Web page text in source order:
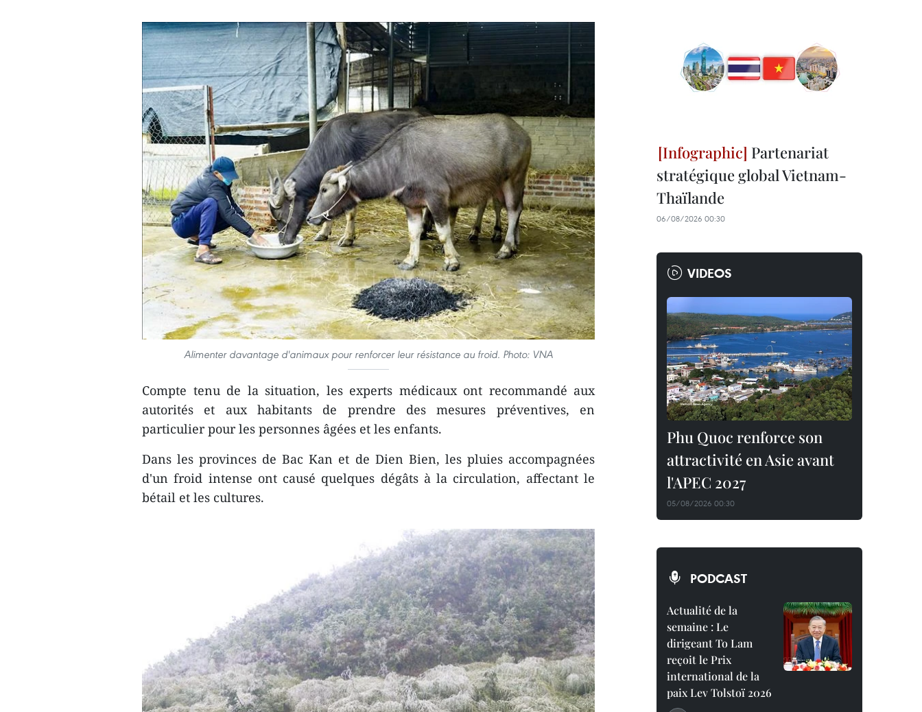
Alimenter davantage d'animaux pour renforcer leur résistance au froid. Photo: VNA
Compte tenu de la situation, les experts médicaux ont recommandé aux
autorités et aux habitants de prendre des mesures préventives, en
particulier pour les personnes âgées et les enfants.
Dans les provinces de Bac Kan et de Dien Bien, les pluies accompagnées
d'un froid intense ont causé quelques dégâts à la circulation, affectant le
bétail et les cultures.
Partenariat
stratégique global Vietnam-
Thaïlande
06/08/2026 00:30
VIDEOS
Phu Quoc renforce son
attractivité en Asie avant
l'APEC 2027
05/08/2026 00:30
PODCAST
Actualité de la
semaine : Le
dirigeant To Lam
reçoit le Prix
international de la
paix Lev Tolstoï 2026